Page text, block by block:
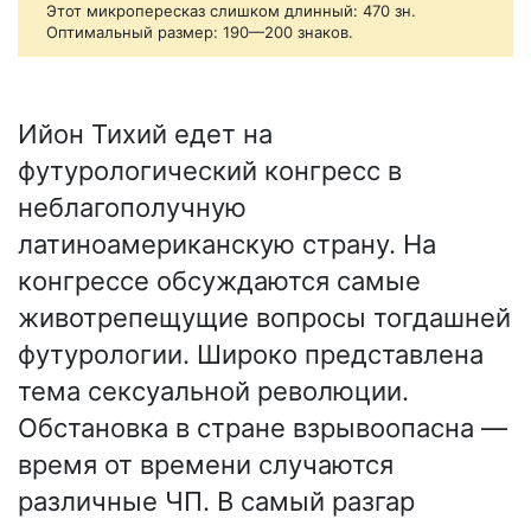
Этот микропересказ слишком длинный: 470 зн.
Оптимальный размер: 190—200 знаков.
Ийон Тихий едет на
футурологический конгресс в
неблагополучную
латиноамериканскую страну. На
конгрессе обсуждаются самые
животрепещущие вопросы тогдашней
футурологии. Широко представлена
тема сексуальной революции.
Обстановка в стране взрывоопасна —
время от времени случаются
различные ЧП. В самый разгар